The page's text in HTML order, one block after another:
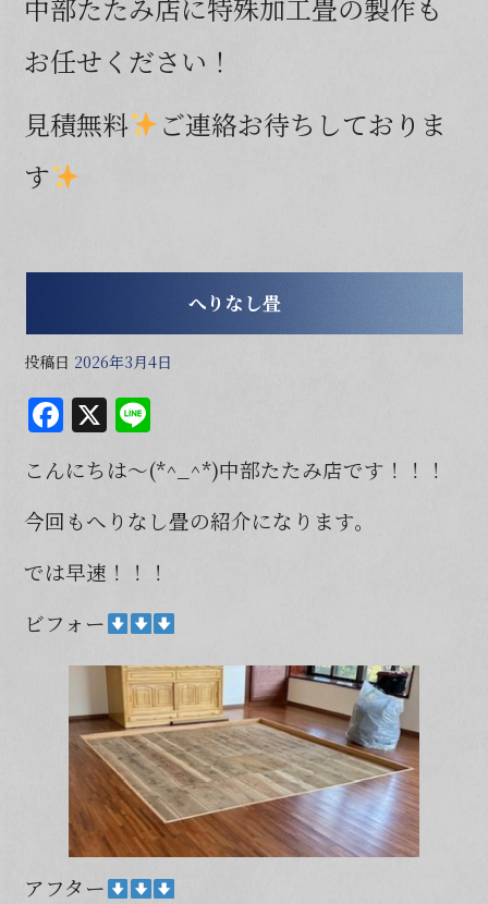
中部たたみ店に特殊加工畳の製作も
お任せください！
見積無料
ご連絡お待ちしておりま
す
へりなし畳
投稿日 2026年3月4日
F
a
c
e
b
o
o
k
X
n
e
こんにちは～(*^_^*)中部たたみ店です！！！
今回もへりなし畳の紹介になります。
では早速！！！
ビフォー
アフター